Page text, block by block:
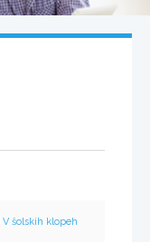
V šolskih klopeh